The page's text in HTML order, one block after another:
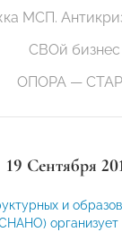
МСП.
СВОй бизнес
ОПОРА —
19 Сентября
и
организует